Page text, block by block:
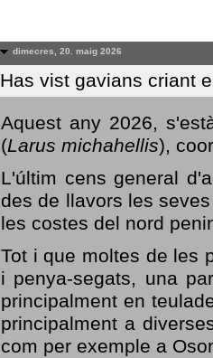
dimecres, 20. maig 2026
Has vist gavians criant
Aquest any 2026,
(Larus michahellis),
L'últim cens general
des de llavors les
les costes del nord
Tot i que moltes de les
i penya-segats, una
principalment en
principalment a
com per exemple a